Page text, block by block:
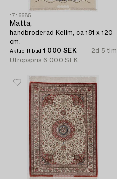
1716685
Matta,
handbroderad Kelim, ca 181 x 120
cm.
Aktuellt bud 1 000 SEK
2d 5 tim
Utropspris 6 000 SEK